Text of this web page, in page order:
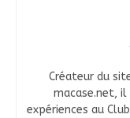
Créateur du
macase.net,
expériences au